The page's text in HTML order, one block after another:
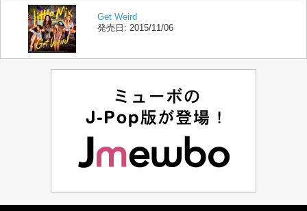
Get Weird
発売日: 2015/11/06